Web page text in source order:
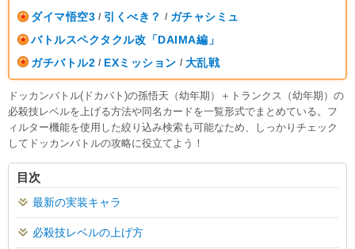
ダイマ悟空3 / 引くべき？ / ガチャシミュ
バトルスペクタクル改「DAIMA編」
ガチバトル2 / EXミッション / 大乱戦
ドッカンバトル(ドカバト)の孫悟天（幼年期）＋トランクス（幼年期）の
必殺技レベルを上げる方法や同名カードを一覧形式でまとめている。フ
ィルター機能を使用した絞り込み検索も可能なため、しっかりチェック
してドッカンバトルの攻略に役立てよう！
目次
最新の実装キャラ
必殺技レベルの上げ方